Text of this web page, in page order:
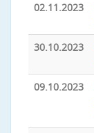
02.11.2023
30.10.2023
09.10.2023